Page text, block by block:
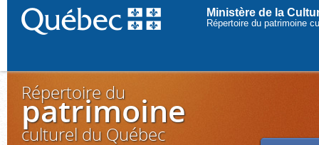
Ministère de la
Répertoire du patrimoine
Répertoire du
patrimoine
culturel du Québec